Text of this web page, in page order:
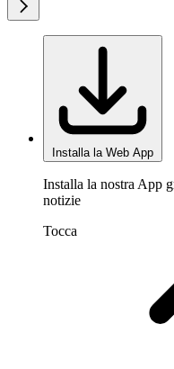
Installa la Web App
Installa la nostra App
notizie
Tocca